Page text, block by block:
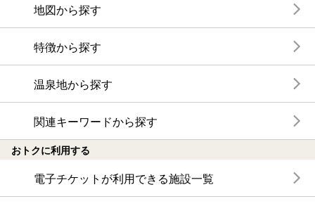
地図から探す
特徴から探す
温泉地から探す
関連キーワードから探す
おトクに利用する
電子チケットが利用できる施設一覧